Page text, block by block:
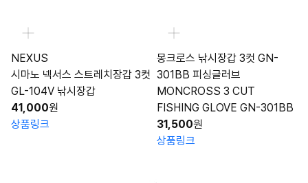
NEXUS
시마노 넥서스 스트레치장갑 3컷
GL-104V 낚시장갑
41,000원
상품링크
몽크로스 낚시장갑 3컷 GN-
301BB 피싱글러브
MONCROSS 3 CUT
FISHING GLOVE GN-301BB
31,500원
상품링크